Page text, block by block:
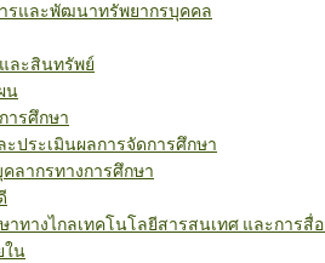
รและพัฒนาทรัพยากรบุคคล
ละสินทรัพย์
น
ารศึกษา
ประเมินผลการจัดการศึกษา
ลากรทางการศึกษา
าทางไกลเทคโนโลยีสารสนเทศ และการสื่
ใน